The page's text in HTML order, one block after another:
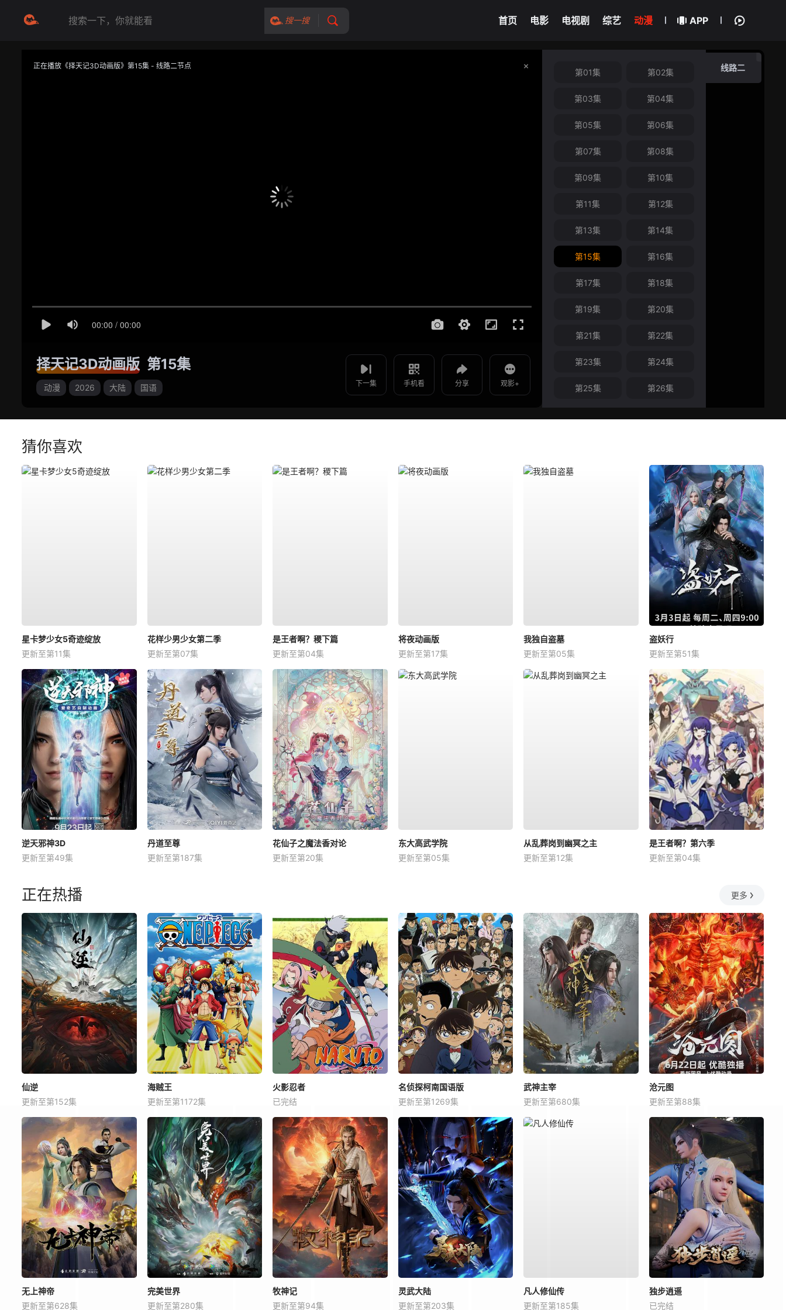
搜一搜 首页 电影 电视剧 综艺 动漫 APP
正在播放《择天记3D动画版》第15集 - 线路二节点
择天记3D动画版 第15集
动漫 2026 大陆 国语 下一集 手机看 分享 观影+
如遇无法播放请提交给我们
线路二
第01集 第02集
第03集 第04集
第05集 第06集
第07集 第08集
第09集 第10集
第11集 第12集
第13集 第14集
第15集 第16集
第17集 第18集
第19集 第20集
第21集 第22集
第23集 第24集
第25集 第26集
猜你喜欢
星卡梦少女5奇迹绽放
更新至第11集
花样少男少女第二季
更新至第07集
是王者啊？稷下篇
更新至第04集
将夜动画版
更新至第17集
我独自盗墓
更新至第05集
盗妖行
更新至第51集
逆天邪神3D
更新至第49集
丹道至尊
更新至第187集
花仙子之魔法香对论
更新至第20集
东大高武学院
更新至第05集
从乱葬岗到幽冥之主
更新至第12集
是王者啊？第六季
更新至第04集
正在热播 更多
仙逆
更新至第152集
海贼王
更新至第1172集
火影忍者
已完结
名侦探柯南国语版
更新至第1269集
武神主宰
更新至第680集
沧元图
更新至第88集
无上神帝
更新至第628集
完美世界
更新至第280集
牧神记
更新至第94集
灵武大陆
更新至第203集
凡人修仙传
更新至第185集
独步逍遥
已完结